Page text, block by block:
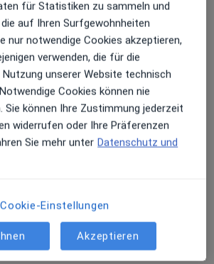
digitalen Diagnosemöglichkeiten
minimalinvasive
bieten ein breites und erprobtes
Möglichkeiten.
Implantatsetzung,
klassischen konventionellen
für Patient und Arzt und
spürbar.
notwendig sein, wird auch
wie möglich durchgeführt.
für Statistiken zu sammeln und
auf Ihren Surfgewohnheiten
nur notwendige Cookies akzeptieren,
verwenden, die für die
unserer Website technisch
Cookies können nie
Sie können Ihre Zustimmung jederzeit
widerrufen oder Ihre Präferenzen
Sie mehr unter Datenschutz und
Cookie-Einstellungen
Akzeptieren